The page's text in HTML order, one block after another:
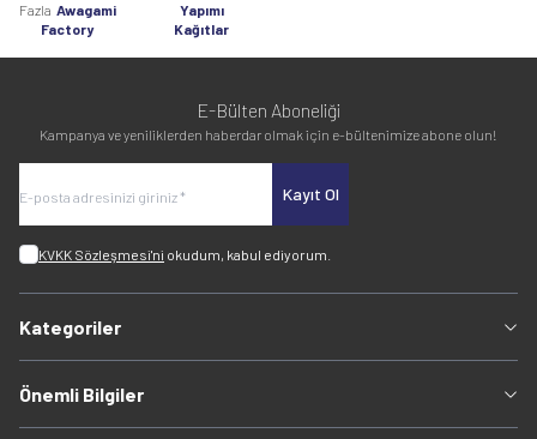
Fazla Awagami
Factory
Yapımı
Kağıtlar
E-Bülten Aboneliği
Kampanya ve yeniliklerden haberdar olmak için e-bültenimize abone olun!
Kayıt Ol
KVKK Sözleşmesi'ni okudum, kabul ediyorum.
Kategoriler
Önemli Bilgiler